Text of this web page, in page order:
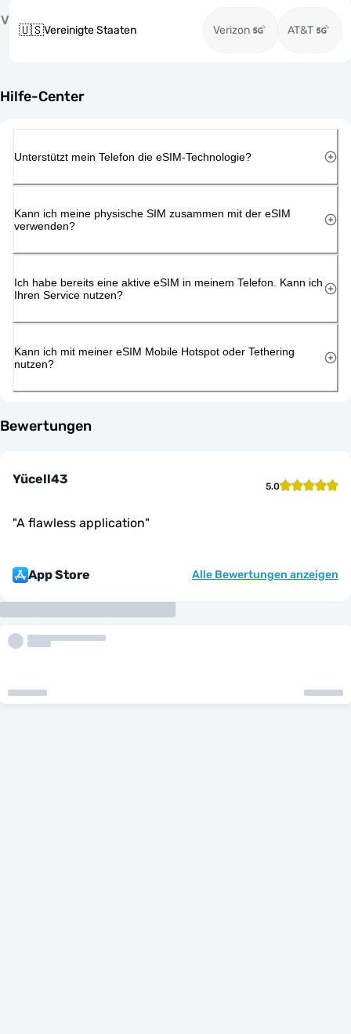
V
🇺🇸Vereinigte Staaten Verizon AT&T
Hilfe-Center
Unterstützt mein Telefon die eSIM-Technologie?
Kann ich meine physische SIM zusammen mit der eSIM
verwenden?
Ich habe bereits eine aktive eSIM in meinem Telefon. Kann ich
Ihren Service nutzen?
Kann ich mit meiner eSIM Mobile Hotspot oder Tethering
nutzen?
Bewertungen
Yücell43 5.0
"A flawless application"
App Store Alle Bewertungen anzeigen